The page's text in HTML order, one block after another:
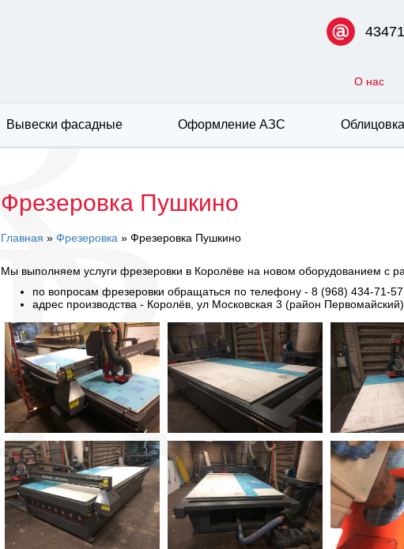
О нас
Вывески фасадные Оформление АЗС
Фрезеровка Пушкино
Главная » Фрезеровка » Фрезеровка Пушкино
Мы выполняем услуги фрезеровки в Королёве на новом оборудованием с
по вопросам фрезеровки обращаться по телефону - 8 (968) 434-71-
адрес производства - Королёв, ул Московская 3 (район Первомайский)